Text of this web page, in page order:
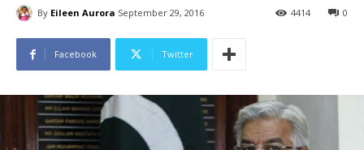
By Eileen Aurora September 29, 2016 0
4414
Facebook Twitter